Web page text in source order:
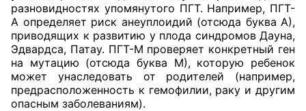
разновидностях упомянутого ПГТ. Например, ПГТ-
А определяет риск анеуплоидий (отсюда буква А),
приводящих к развитию у плода синдромов Дауна,
Эдвардса, Патау. ПГТ-М проверяет конкретный ген
на мутацию (отсюда буква М), которую ребенок
может унаследовать от родителей (например,
предрасположенность к гемофилии, раку и другим
опасным заболеваниям).